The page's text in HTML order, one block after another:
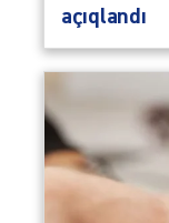
açıqlandı